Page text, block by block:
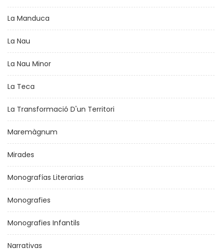
La Manduca
La Nau
La Nau Minor
La Teca
La Transformació D'un Territori
Maremàgnum
Mirades
Monografías Literarias
Monografies
Monografies Infantils
Narrativas